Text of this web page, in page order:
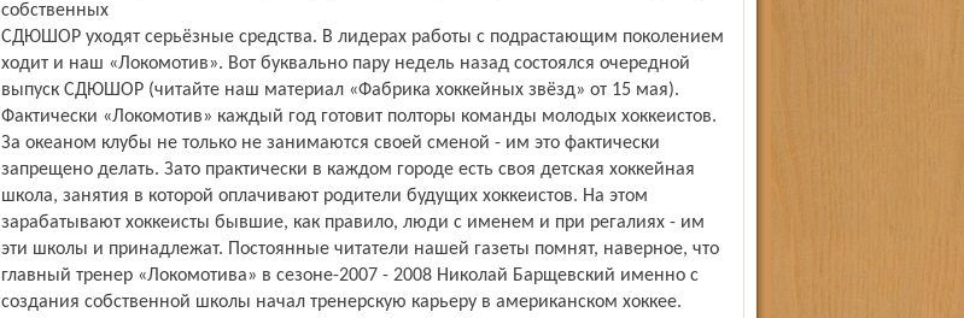
собственных
СДЮШОР уходят серьёзные средства. В лидерах работы с подрастающим поколением
ходит и наш «Локомотив». Вот буквально пару недель назад состоялся очередной
выпуск СДЮШОР (читайте наш материал «Фабрика хоккейных звёзд» от 15 мая).
Фактически «Локомотив» каждый год готовит полторы команды молодых хоккеистов.
За океаном клубы не только не занимаются своей сменой - им это фактически
запрещено делать. Зато практически в каждом городе есть своя детская хоккейная
школа, занятия в которой оплачивают родители будущих хоккеистов. На этом
зарабатывают хоккеисты бывшие, как правило, люди с именем и при регалиях - им
эти школы и принадлежат. Постоянные читатели нашей газеты помнят, наверное, что
главный тренер «Локомотива» в сезоне-2007 - 2008 Николай Барщевский именно с
создания собственной школы начал тренерскую карьеру в американском хоккее.